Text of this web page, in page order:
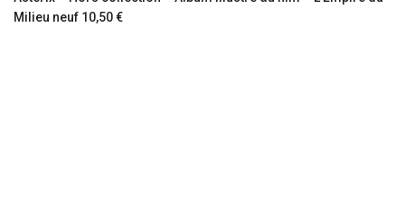
Milieu neuf 10,50 €